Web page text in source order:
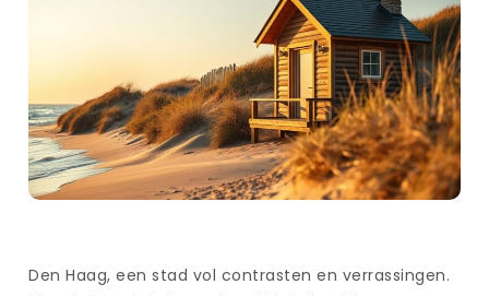
Den Haag, een stad vol contrasten en verrassingen.